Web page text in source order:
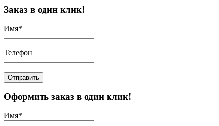
Заказ в один клик!
Имя*
Телефон
Отправить
Оформить заказ в один клик!
Имя*